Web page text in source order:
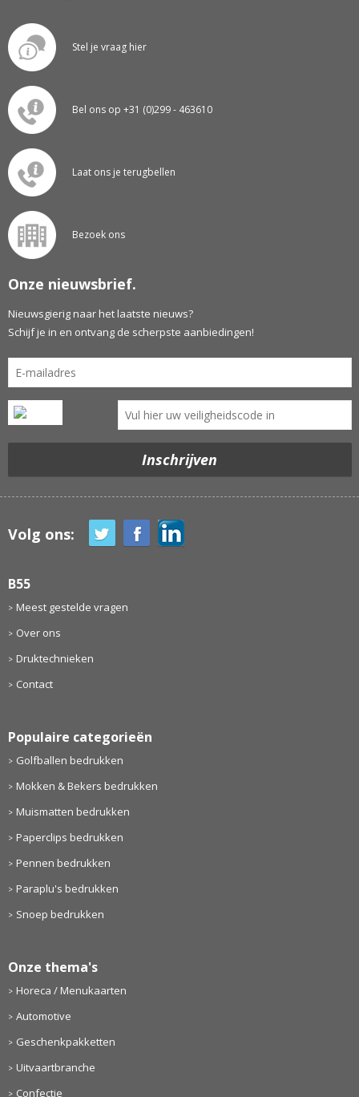
Stel je vraag hier
Bel ons op +31 (0)299 - 463610
Laat ons je terugbellen
Bezoek ons
Onze nieuwsbrief.
Nieuwsgierig naar het laatste nieuws?
Schijf je in en ontvang de scherpste aanbiedingen!
Volg ons:
B55
Meest gestelde vragen
Over ons
Druktechnieken
Contact
Populaire categorieën
Golfballen bedrukken
Mokken & Bekers bedrukken
Muismatten bedrukken
Paperclips bedrukken
Pennen bedrukken
Paraplu's bedrukken
Snoep bedrukken
Onze thema's
Horeca / Menukaarten
Automotive
Geschenkpakketten
Uitvaartbranche
Confectie